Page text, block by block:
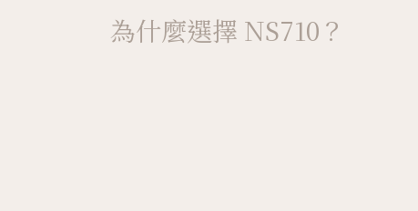
為什麼選擇 NS710？